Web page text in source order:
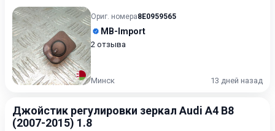
Ориг. номера8E0959565
MB-Import
2 отзыва
Минск 13 дней назад
Джойстик регулировки зеркал Audi A4 B8
(2007-2015) 1.8